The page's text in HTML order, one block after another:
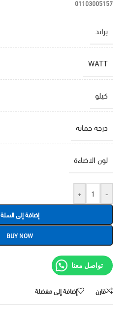
01103005157
براند
WATT
كيلو
درجة حماية
لون الاضاءة
-
+
إضافة إلى السلة
BUY NOW
تواصل معنا
قارن إضافة إلى مفضلة